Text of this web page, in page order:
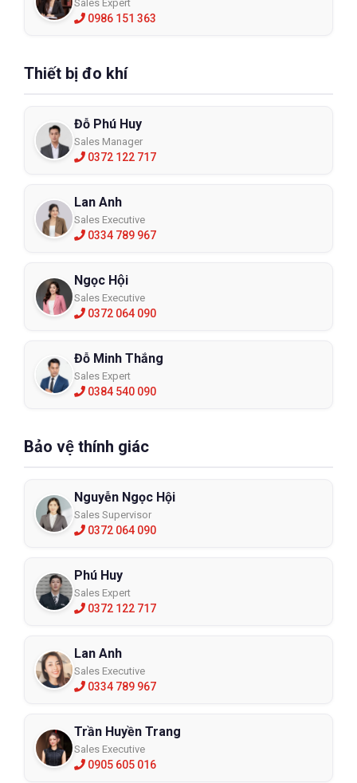
Sales Expert
0986 151 363
Thiết bị đo khí
Đỗ Phú Huy
Sales Manager
0372 122 717
Lan Anh
Sales Executive
0334 789 967
Ngọc Hội
Sales Executive
0372 064 090
Đỗ Minh Thắng
Sales Expert
0384 540 090
Bảo vệ thính giác
Nguyễn Ngọc Hội
Sales Supervisor
0372 064 090
Phú Huy
Sales Expert
0372 122 717
Lan Anh
Sales Executive
0334 789 967
Trần Huyền Trang
Sales Executive
0905 605 016